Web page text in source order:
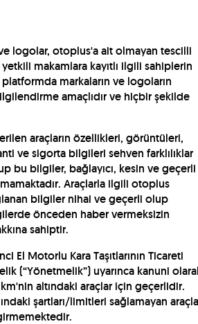
logolar, otoplus'a ait olmayan tescilli
makamlara kayıtlı ilgili sahiplerin
markaların ve logoların
amaçlıdır ve hiçbir şekilde
araçların özellikleri, görüntüleri,
ve sigorta bilgileri sehven farklılıklar
bu bilgiler, bağlayıcı, kesin ve geçerli
Araçlarla ilgili otoplus
bilgiler nihai ve geçerli olup
önceden haber vermeksizin
sahiptir.
El Motorlu Kara Taşıtlarının Ticareti
(“Yönetmelik”) uyarınca kanuni
altındaki araçlar için geçerlidir.
şartları/limitleri sağlamayan